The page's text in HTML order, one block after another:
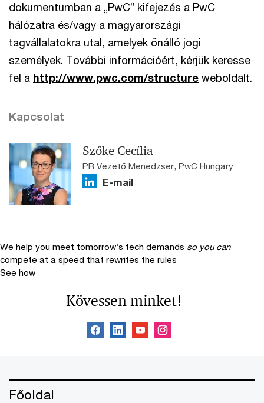
dokumentumban a „PwC” kifejezés a PwC
hálózatra és/vagy a magyarországi
tagvállalatokra utal, amelyek önálló jogi
személyek. További információért, kérjük keresse
fel a http://www.pwc.com/structure weboldalt.
Kapcsolat
Szőke Cecília
PR Vezető Menedzser, PwC Hungary
E-mail
We help you meet tomorrow’s tech demands so you can
compete at a speed that rewrites the rules
See how
Kövessen minket!
Főoldal